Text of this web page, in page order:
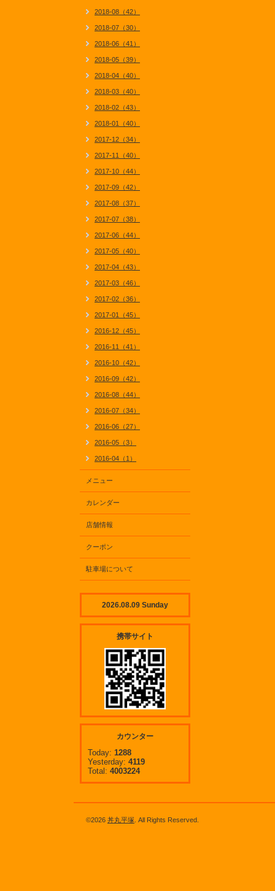
2018-08（42）
2018-07（30）
2018-06（41）
2018-05（39）
2018-04（40）
2018-03（40）
2018-02（43）
2018-01（40）
2017-12（34）
2017-11（40）
2017-10（44）
2017-09（42）
2017-08（37）
2017-07（38）
2017-06（44）
2017-05（40）
2017-04（43）
2017-03（46）
2017-02（36）
2017-01（45）
2016-12（45）
2016-11（41）
2016-10（42）
2016-09（42）
2016-08（44）
2016-07（34）
2016-06（27）
2016-05（3）
2016-04（1）
メニュー
カレンダー
店舗情報
クーポン
駐車場について
2026.08.09 Sunday
携帯サイト
カウンター
Today: 1288
Yesterday: 4119
Total: 4003224
©2026 丼丸平塚 . All Rights Reserved.